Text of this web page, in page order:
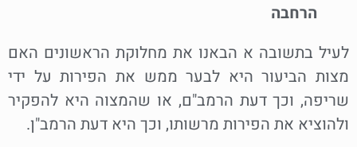
הרחבה
לעיל בתשובה א הבאנו את מחלוקת הראשונים האם
מצות הביעור היא לבער ממש את הפירות על ידי
שריפה, וכך דעת הרמב"ם, או שהמצוה היא להפקיר
ולהוציא את הפירות מרשותו, וכך היא דעת הרמב"ן.